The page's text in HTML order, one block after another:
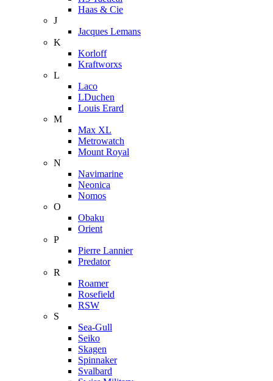
Haas & Cie
J
Jacques Lemans
K
Korloff
Kraftworxs
L
Laco
LDuchen
Louis Erard
M
Max XL
Metrowatch
Mount Royal
N
Navimarine
Neonica
Nomos
O
Obaku
Orient
P
Pierre Lannier
Predator
R
Roamer
Rosefield
RSW
S
Sea-Gull
Seiko
Skagen
Spinnaker
Svalbard